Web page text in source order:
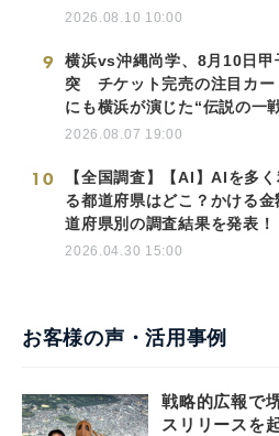
2026.08.10 10:00
9
横浜vs沖縄尚学、8月10日甲
突 チケット完売の注目カ
にも横浜が演じた“伝説の一
2026.08.07 19:00
10
【全国調査】【AI】AIを多
る都道府県はどこ？かける
道府県別の調査結果を発表！
2026.04.30 15:00
お客様の声・活用事例
戦略的広報で
スリリースを